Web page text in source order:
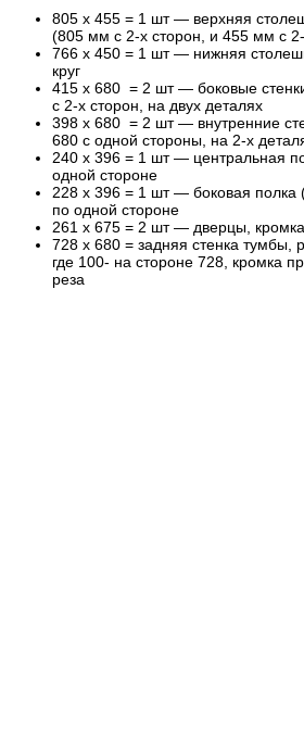
805 х 455 = 1 шт — верхняя
(805 мм с 2-х сторон, и 455 мм с
766 х 450 = 1 шт — нижняя
круг
415 х 680 = 2 шт — боковые
с 2-х сторон, на двух деталях
398 х 680 = 2 шт — внутренние
680 с одной стороны, на 2-х
240 х 396 = 1 шт — центральная
одной стороне
228 х 396 = 1 шт — боковая полка
по одной стороне
261 х 675 = 2 шт — дверцы, кромка
728 х 680 = задняя стенка тумбы,
где 100- на стороне 728, кромка
реза